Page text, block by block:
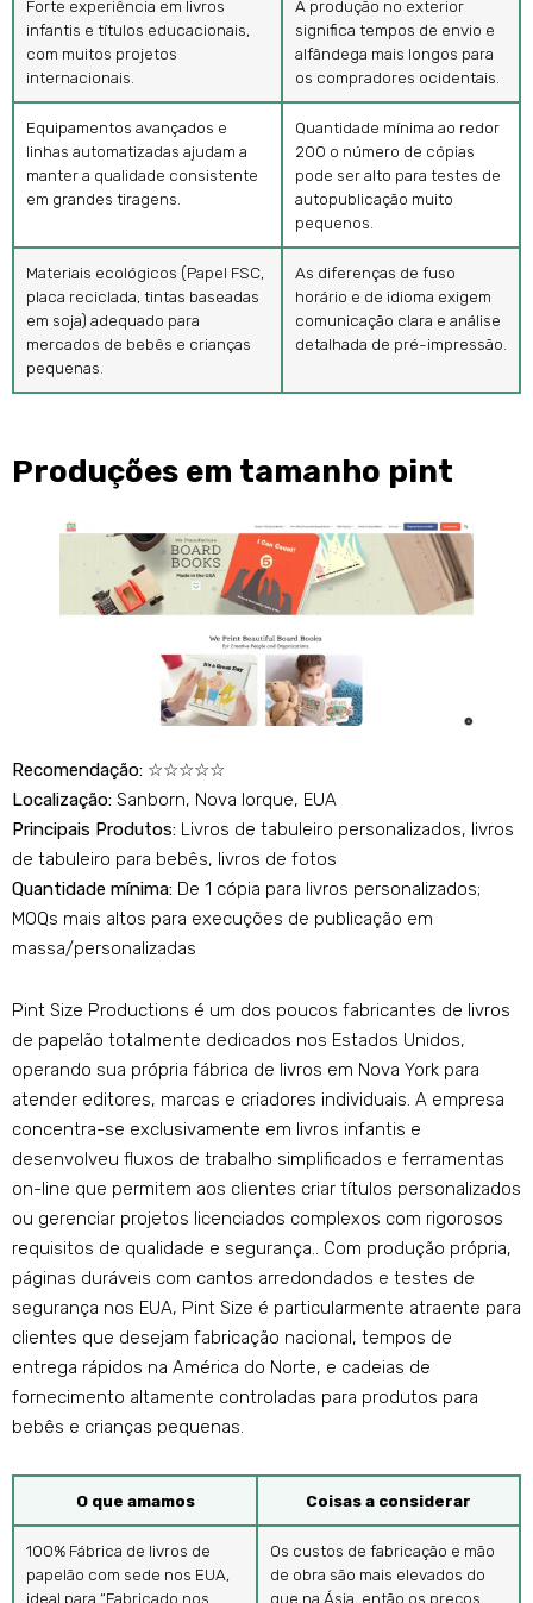
Forte experiência em livros
infantis e títulos educacionais,
com muitos projetos
internacionais.
A produção no exterior
significa tempos de envio e
alfândega mais longos para
os compradores ocidentais.
Equipamentos avançados e
linhas automatizadas ajudam a
manter a qualidade consistente
em grandes tiragens.
Quantidade mínima ao redor
200 o número de cópias
pode ser alto para testes de
autopublicação muito
pequenos.
Materiais ecológicos (Papel FSC,
placa reciclada, tintas baseadas
em soja) adequado para
mercados de bebês e crianças
pequenas.
As diferenças de fuso
horário e de idioma exigem
comunicação clara e análise
detalhada de pré-impressão.
Produções em tamanho pint
Recomendação: ☆☆☆☆☆
Localização: Sanborn, Nova Iorque, EUA
Principais Produtos: Livros de tabuleiro personalizados, livros
de tabuleiro para bebês, livros de fotos
Quantidade mínima: De 1 cópia para livros personalizados;
MOQs mais altos para execuções de publicação em
massa/personalizadas​
Pint Size Productions é um dos poucos fabricantes de livros
de papelão totalmente dedicados nos Estados Unidos,
operando sua própria fábrica de livros em Nova York para
atender editores, marcas e criadores individuais. A empresa
concentra-se exclusivamente em livros infantis e
desenvolveu fluxos de trabalho simplificados e ferramentas
on-line que permitem aos clientes criar títulos personalizados
ou gerenciar projetos licenciados complexos com rigorosos
requisitos de qualidade e segurança.. Com produção própria,
páginas duráveis ​​com cantos arredondados e testes de
segurança nos EUA, Pint Size é particularmente atraente para
clientes que desejam fabricação nacional, tempos de
entrega rápidos na América do Norte, e cadeias de
fornecimento altamente controladas para produtos para
bebês e crianças pequenas.
O que amamos Coisas a considerar
100% Fábrica de livros de
papelão com sede nos EUA,
ideal para “Fabricado nos
Os custos de fabricação e mão
de obra são mais elevados do
que na Ásia, então os preços